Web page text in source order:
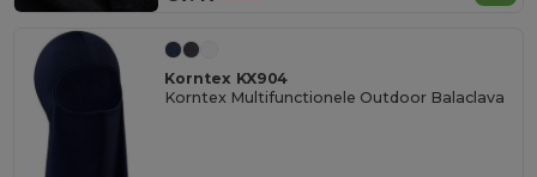
Korntex KX904
Korntex Multifunctionele Outdoor Balaclava